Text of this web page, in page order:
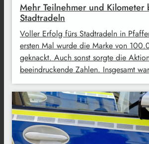
Mehr Teilnehmer und Kilometer
Stadtradeln
Voller Erfolg fürs Stadtradeln in
ersten Mal wurde die Marke von
geknackt. Auch sonst sorgte die
beeindruckende Zahlen. Insgesamt